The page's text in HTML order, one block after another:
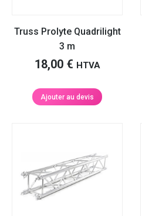
Truss Prolyte Quadrilight
3 m
18,00 € HTVA
Ajouter au devis